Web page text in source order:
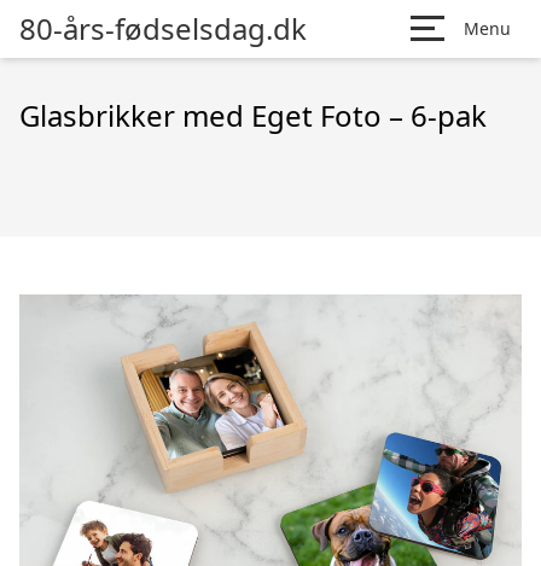
80-års-fødselsdag.dk Menu
Glasbrikker med Eget Foto – 6-pak